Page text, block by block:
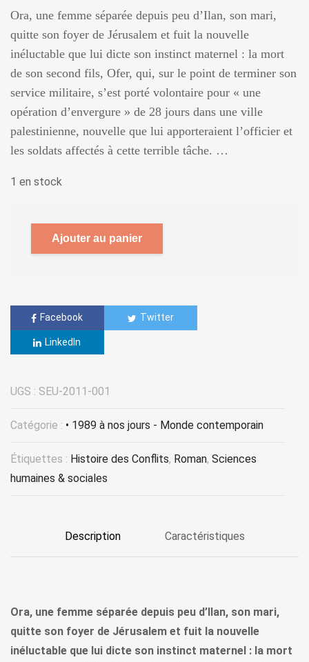
Ora, une femme séparée depuis peu d’Ilan, son mari,
quitte son foyer de Jérusalem et fuit la nouvelle
inéluctable que lui dicte son instinct maternel : la mort
de son second fils, Ofer, qui, sur le point de terminer son
service militaire, s’est porté volontaire pour « une
opération d’envergure » de 28 jours dans une ville
palestinienne, nouvelle que lui apporteraient l’officier et
les soldats affectés à cette terrible tâche. …
1 en stock
Ajouter au panier
Facebook Twitter
LinkedIn
UGS : SEU-2011-001
Catégorie : • 1989 à nos jours - Monde contemporain
Étiquettes : Histoire des Conflits, Roman, Sciences
humaines & sociales
Description Caractéristiques
Ora, une femme séparée depuis peu d’Ilan, son mari,
quitte son foyer de Jérusalem et fuit la nouvelle
inéluctable que lui dicte son instinct maternel : la mort